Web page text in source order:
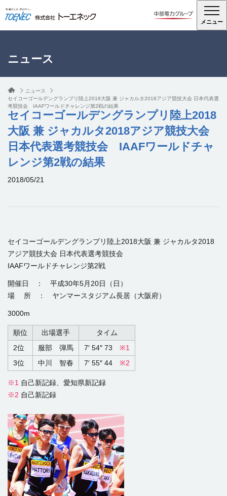
メニュー
ニュース
ニュース
セイコーゴールデングランプリ陸上2018大阪 兼 ジャカルタ2018アジア競技大会 日本代表選
考競技会 IAAFワールドチャレンジ第2戦の結果
セイコーゴールデングランプリ陸上2018
大阪 兼 ジャカルタ2018アジア競技大会
日本代表選考競技会 IAAFワールドチャ
レンジ第2戦の結果
2018/05/21
セイコーゴールデングランプリ陸上2018大阪 兼 ジャカルタ2018
アジア競技大会 日本代表選考競技会
IAAFワールドチャレンジ第2戦
開催日 ： 平成30年5月20日（日）
場 所 ： ヤンマースタジアム長居（大阪府）
3000m
順位 出場選手
タイム
2位
服部 弾馬 7′ 54″ 73 ※1
3位
中川 智春 7′ 55″ 44 ※2
※1 自己新記録、愛知県新記録
※2 自己新記録